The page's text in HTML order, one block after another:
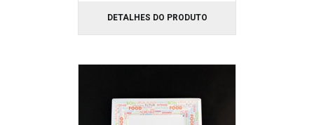
DETALHES DO PRODUTO